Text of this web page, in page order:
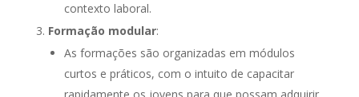
contexto laboral.
Formação modular:
As formações são organizadas em módulos
curtos e práticos, com o intuito de capacitar